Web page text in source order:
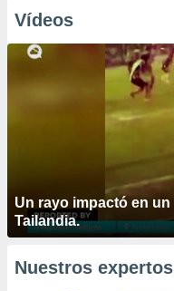
Vídeos
Un rayo impactó en
Tailandia.
Nuestros expertos